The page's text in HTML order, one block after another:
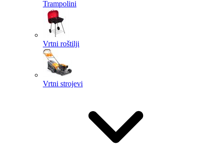
Trampolini
Vrtni roštilji
Vrtni strojevi